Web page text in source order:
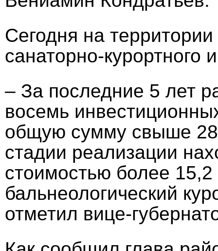
Сегодня на
санаторно-курортного
– За последние 5 лет
восемь
общую сумму свыше
стадии реализации
стоимостью более
бальнеологический
отметил вице-